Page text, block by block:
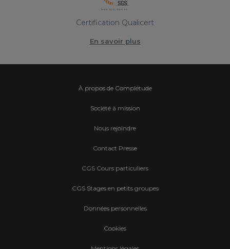
Certification Qualicert
En savoir plus
À propos de Complétude
Société à mission
Nous rejoindre
Contact Presse
CGS Cours particuliers
CGS Stages en petits groupes
Données personnelles
Cookies